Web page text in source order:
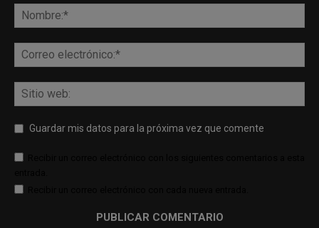
Guardar mis datos para la próxima vez que comente